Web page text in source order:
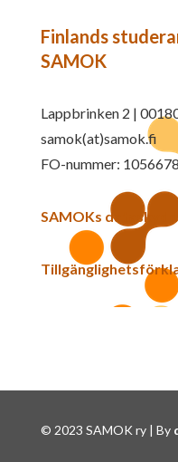
Finlands
SAMOK
Lappbrinken 2 |
samok(at)samok.fi
FO-nummer:
SAMOKs
© 2023 SAMOK ry | By